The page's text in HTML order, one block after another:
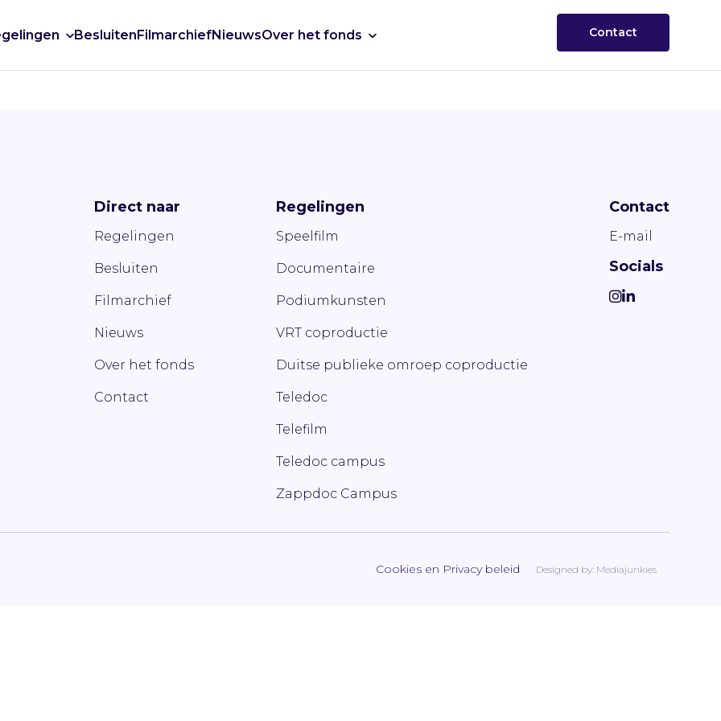
BesluitenFilmarchiefNieuwsOver het fonds Contact
Direct naar
Regelingen
Besluiten
Filmarchief
Nieuws
Over het fonds
Contact
Regelingen
Speelfilm
Documentaire
Podiumkunsten
VRT coproductie
Duitse publieke omroep coproductie
Teledoc
Telefilm
Teledoc campus
Zappdoc Campus
Contact
E-mail
Socials
Cookies en Privacy beleid Designed by: Mediajunkies